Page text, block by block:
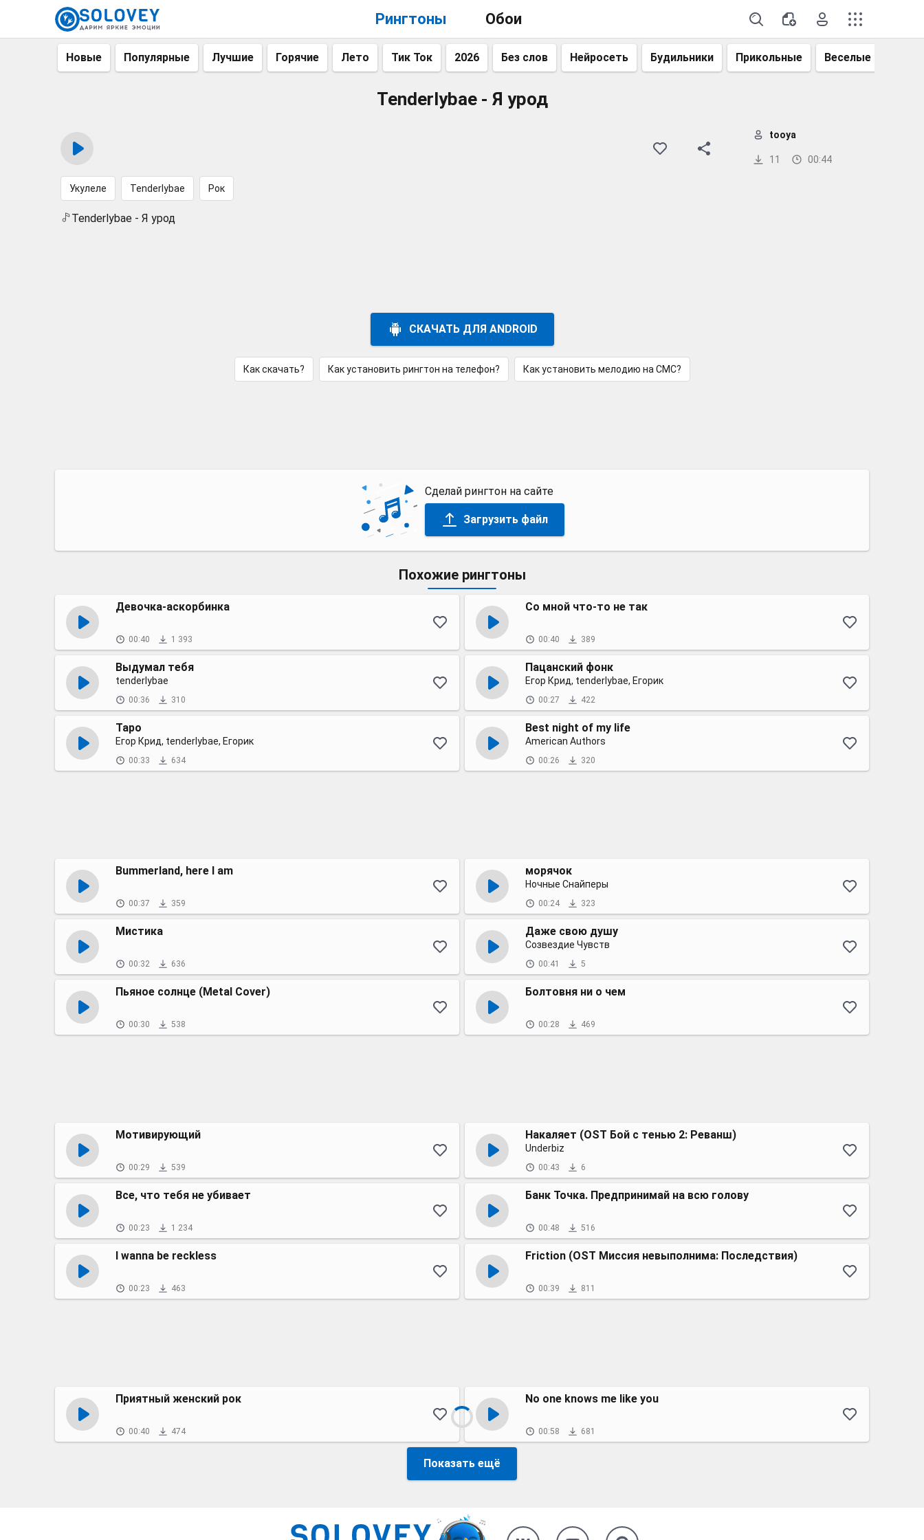
Рингтоны Обои
Новые Популярные Лучшие Горячие Лето Тик Ток 2026 Без слов Нейросеть Будильники Прикольные Веселые
Tenderlybae - Я урод
11 00:44
tooya
Укулеле Tenderlybae Рок
Tenderlybae - Я урод
СКАЧАТЬ ДЛЯ ANDROID
Как скачать? Как установить рингтон на телефон? Как установить мелодию на СМС?
Сделай рингтон на сайте
Загрузить файл
Похожие рингтоны
Девочка-аскорбинка
00:40 1 393
Со мной что-то не так
00:40 389
Выдумал тебя
tenderlybae
00:36 310
Пацанский фонк
Егор Крид, tenderlybae, Егорик
00:27 422
Таро
Егор Крид, tenderlybae, Егорик
00:33 634
Best night of my life
American Authors
00:26 320
Bummerland, here I am
00:37 359
морячок
Ночные Снайперы
00:24 323
Мистика
00:32 636
Даже свою душу
Созвездие Чувств
00:41 5
Пьяное солнце (Metal Cover)
00:30 538
Болтовня ни о чем
00:28 469
Мотивирующий
00:29 539
Накаляет (OST Бой с тенью 2: Реванш)
Underbiz
00:43 6
Все, что тебя не убивает
00:23 1 234
Банк Точка. Предпринимай на всю голову
00:48 516
I wanna be reckless
00:23 463
Friction (OST Миссия невыполнима: Последствия)
00:39 811
Приятный женский рок
00:40 474
No one knows me like you
00:58 681
Показать ещё